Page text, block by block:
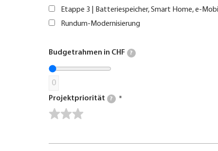
Etappe 3 | Batteriespeicher, Smart Home, e-
Rundum-Modernisierung
Budgetrahmen in CHF ?
0
Projektpriorität ?